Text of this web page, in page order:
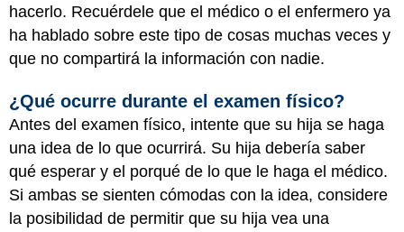
hacerlo. Recuérdele que el médico o el enfermero ya
ha hablado sobre este tipo de cosas muchas veces y
que no compartirá la información con nadie.
¿Qué ocurre durante el examen físico?
Antes del examen físico, intente que su hija se haga
una idea de lo que ocurrirá. Su hija debería saber
qué esperar y el porqué de lo que le haga el médico.
Si ambas se sienten cómodas con la idea, considere
la posibilidad de permitir que su hija vea una